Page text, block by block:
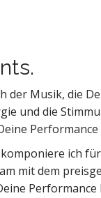
der Musik, die
und die
ich
mit dem
Performance